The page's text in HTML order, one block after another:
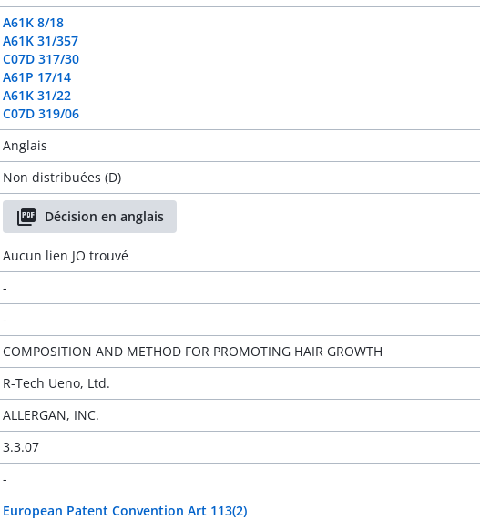
A61K 8/18
A61K 31/357
C07D 317/30
A61P 17/14
A61K 31/22
C07D 319/06
Anglais
Non distribuées (D)
Décision en anglais
Aucun lien JO trouvé
-
-
COMPOSITION AND METHOD FOR PROMOTING HAIR GROWTH
R-Tech Ueno, Ltd.
ALLERGAN, INC.
3.3.07
-
European Patent Convention Art 113(2)